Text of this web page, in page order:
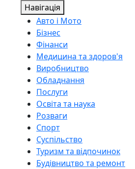
Навігація
Авто і Мото
Бізнес
Фінанси
Медицина та здоров'я
Виробництво
Обладнання
Послуги
Освіта та наука
Розваги
Спорт
Суспільство
Туризм та відпочинок
Будівництво та ремонт